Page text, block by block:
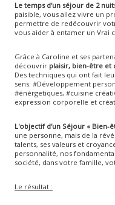
Le temps d'un séjour de 2
paisible, vous allez vivre un
permettre de redécouvrir
vous aider à entamer un Vrai
Grâce à Caroline et ses
découvrir plaisir, bien-être et
Des techniques qui ont fait
sens: #Développement
#énérgetiques, #cuisine
expression corporelle et
L'objectif d'un Séjour « Bien-
une personne, mais de la
talents, ses valeurs et
personnalité, nos
société, dans votre famille,
Le résultat :